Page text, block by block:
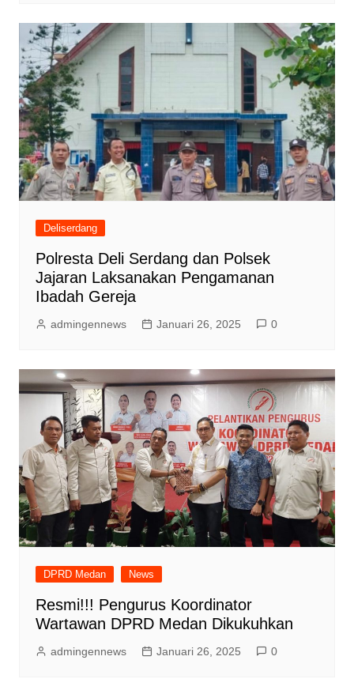
Deliserdang
Polresta Deli Serdang dan Polsek
Jajaran Laksanakan Pengamanan
Ibadah Gereja
admingennews Januari 26, 2025 0
DPRD Medan News
Resmi!!! Pengurus Koordinator
Wartawan DPRD Medan Dikukuhkan
admingennews Januari 26, 2025 0